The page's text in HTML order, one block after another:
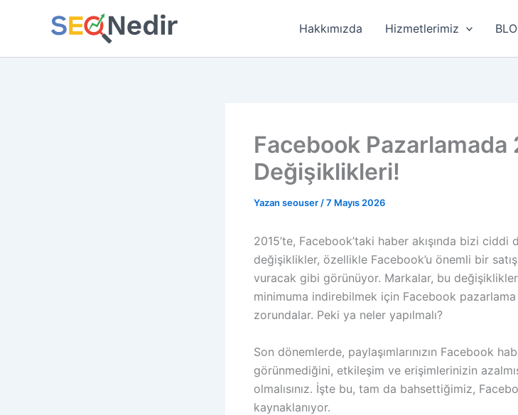
Hakkımızda Hizmetlerimiz
Facebook Pazarlamada
Değişiklikleri!
Yazan seouser /7 Mayıs 2026
2015’te, Facebook’taki haber akışında bizi
değişiklikler, özellikle Facebook’u önemli bir
vuracak gibi görünüyor. Markalar, bu
minimuma indirebilmek için Facebook
zorundalar. Peki ya neler yapılmalı?
Son dönemlerde, paylaşımlarınızın Facebook
görünmediğini, etkileşim ve erişimlerinizin
olmalısınız. İşte bu, tam da bahsettiğimiz,
kaynaklanıyor.